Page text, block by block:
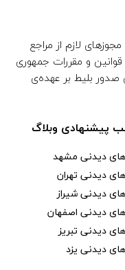
لازم از مراجع
و مقررات جمهوری
بلیط بر عهده‌ی
پیشنهادی وبلاگ
دیدنی مشهد
دیدنی تهران
دیدنی شیراز
دیدنی اصفهان
دیدنی تبریز
دیدنی یزد